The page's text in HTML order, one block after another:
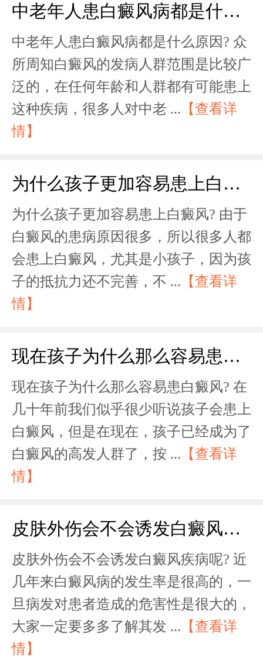
中老年人患白癜风病都是什么原因?
中老年人患白癜风病都是什么原因? 众
所周知白癜风的发病人群范围是比较广
泛的，在任何年龄和人群都有可能患上
这种疾病，很多人对中老 ... 【查看详
情】
为什么孩子更加容易患上白癜风?
为什么孩子更加容易患上白癜风? 由于
白癜风的患病原因很多，所以很多人都
会患上白癜风，尤其是小孩子，因为孩
子的抵抗力还不完善，不 ... 【查看详
情】
现在孩子为什么那么容易患白癜风?
现在孩子为什么那么容易患白癜风? 在
几十年前我们似乎很少听说孩子会患上
白癜风，但是在现在，孩子已经成为了
白癜风的高发人群了，按 ... 【查看详
情】
皮肤外伤会不会诱发白癜风疾病呢?
皮肤外伤会不会诱发白癜风疾病呢? 近
几年来白癜风病的发生率是很高的，一
旦病发对患者造成的危害性是很大的，
大家一定要多多了解其发 ... 【查看详
情】